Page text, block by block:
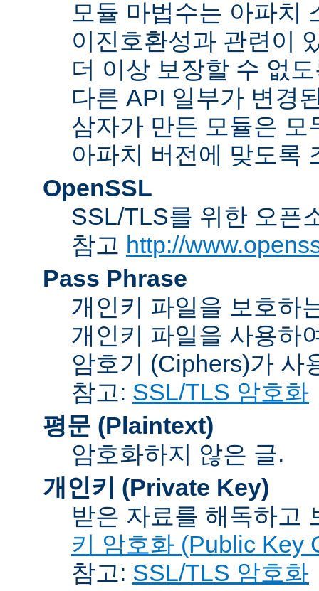
모듈 마법수는 아파치
이진호환성과 관련이
더 이상 보장할 수 없
다른 API 일부가 변경
삼자가 만든 모듈은
아파치 버전에 맞도록
OpenSSL
SSL/TLS를 위한 오픈
참고 http://
Pass Phrase
개인키 파일을 보호하
개인키 파일을 사용하
암호기 (Ciphers)가 사
참고: SSL/TLS 암호화
평문 (Plaintext)
암호화하지 않은 글.
개인키 (Private Key)
받은 자료를 해독하고
키 암호화 (Public Key
참고: SSL/TLS 암호화